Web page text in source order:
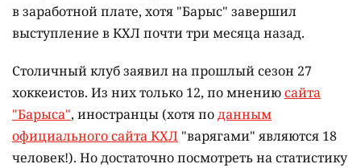
в заработной плате, хотя "Барыс" завершил
выступление в КХЛ почти три месяца назад.
Столичный клуб заявил на прошлый сезон 27
хоккеистов. Из них только 12, по мнениюсайта
"Барыса", иностранцы (хотя поданным
официального сайта КХЛ "варягами" являются 18
человек!). Но достаточно посмотреть на статистику